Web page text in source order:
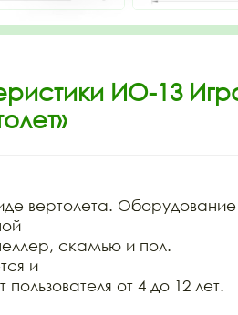
ИО-13
вертолета. Оборудование
скамью и пол.
и
от 4 до 12 лет.